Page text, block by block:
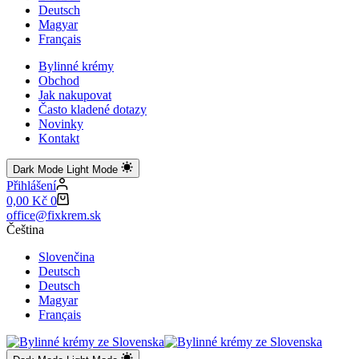
Deutsch
Magyar
Français
Bylinné krémy
Obchod
Jak nakupovat
Často kladené dotazy
Novinky
Kontakt
Dark Mode Light Mode
Přihlášení
Shopping
cart
0,00 Kč 0
office@fixkrem.sk
Čeština
Slovenčina
Deutsch
Deutsch
Magyar
Français